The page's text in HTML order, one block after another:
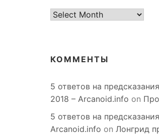
старое
КОММЕНТЫ
5 ответов на
2018 – Arcanoid.info on
5 ответов на
Arcanoid.info on Лонгрид